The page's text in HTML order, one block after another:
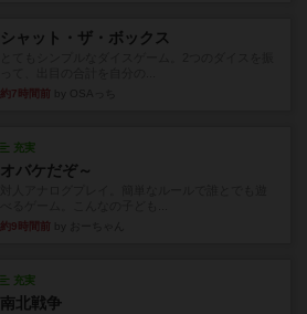
シャット・ザ・ボックス
約7時間前
充実
オバケだぞ～
約9時間前
充実
南北戦争